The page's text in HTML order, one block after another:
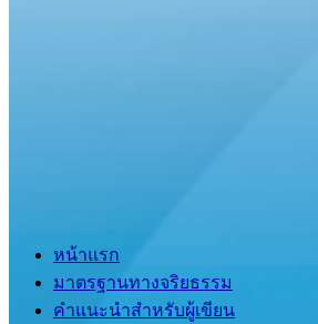
หน้าแรก
มาตรฐานทางจริยธรรม
คำแนะนำสำหรับผู้เขียน